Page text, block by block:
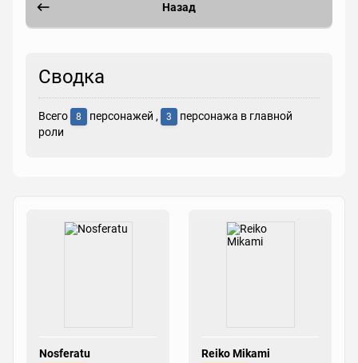
Назад
Сводка
Всего 8 персонажей , 3
персонажа в главной
роли
Nosferatu Reiko Mikami